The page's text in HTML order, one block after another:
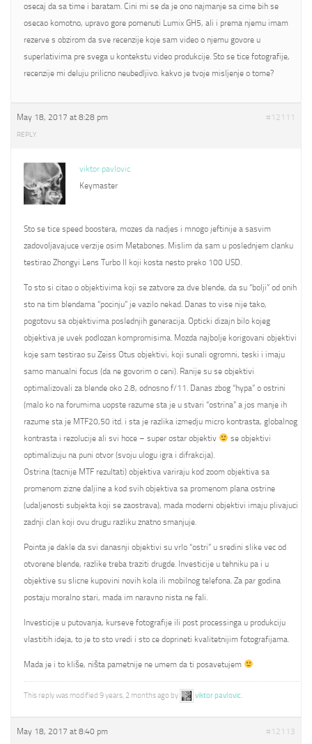
osecaj da sa time i baratam. Cini mi se da je ono najmanje sa cime bih se
osecao komotno, upravo gore pomenuti Lumix GH5, ali i prema njemu imam
rezerve s obzirom da sve recenzije koje sam video o njemu govore u
superlativima pre svega u kontekstu video produkcije. Sto se tice fotografije,
recenzije mi deluju prilicno neubedljivo. kakvo je tvoje misljenje o tome?
May 18, 2017 at 8:28 pm #12111
REPLY
viktor pavlovic
Keymaster
Sto se tice speed boostera, mozes da nadjes i mnogo jeftinije a sasvim
zadovoljavajuce verzije osim Metabones. Mislim da sam u poslednjem clanku
testirao Zhongyi Lens Turbo II koji kosta nesto preko 100 USD.
To sto si citao o objektivima koji se zatvore za dve blende, da su “bolji” od onih
sto na tim blendama “pocinju” je vazilo nekad. Danas to vise nije tako,
pogotovu sa objektivima poslednjih generacija. Opticki dizajn bilo kojeg
objektiva je uvek podlozan kompromisima. Mozda najbolje korigovani objektivi
koje sam testirao su Zeiss Otus objektivi, koji sunali ogromni, teski i imaju
samo manualni focus (da ne govorim o ceni). Ranije su se objektivi
optimalizovali za blende oko 2.8, odnosno f/11. Danas zbog “hypa” o ostrini
(malo ko na forumima uopste razume sta je u stvari “ostrina” a jos manje ih
razume sta je MTF20,50 itd. i sta je razlika izmedju micro kontrasta, globalnog
kontrasta i rezolucije ali svi hoce – super ostar objektiv
se objektivi
optimalizuju na puni otvor (svoju ulogu igra i difrakcija).
Ostrina (tacnije MTF rezultati) objektiva variraju kod zoom objektiva sa
promenom zizne daljine a kod svih objektiva sa promenom plana ostrine
(udaljenosti subjekta koji se zaostrava), mada moderni objektivi imaju plivajuci
zadnji clan koji ovu drugu razliku znatno smanjuje.
Pointa je dakle da svi danasnji objektivi su vrlo “ostri” u sredini slike vec od
otvorene blende, razlike treba traziti drugde. Investicije u tehniku pa i u
objektive su slicne kupovini novih kola ili mobilnog telefona. Za par godina
postaju moralno stari, mada im naravno nista ne fali.
Investicije u putovanja, kurseve fotografije ili post processinga u produkciju
vlastitih ideja, to je to sto vredi i sto ce doprineti kvalitetnijim fotografijama.
Mada je i to kliše, ništa pametnije ne umem da ti posavetujem
This reply was modified 9 years, 2 months ago by viktor pavlovic.
May 18, 2017 at 8:40 pm #12113